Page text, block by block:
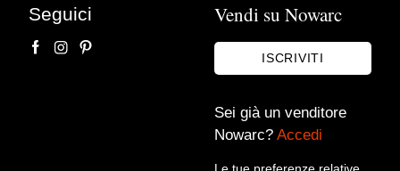
Seguici Vendi su Nowarc
ISCRIVITI
Sei già un venditore
Nowarc? Accedi
Le tue preferenze relative